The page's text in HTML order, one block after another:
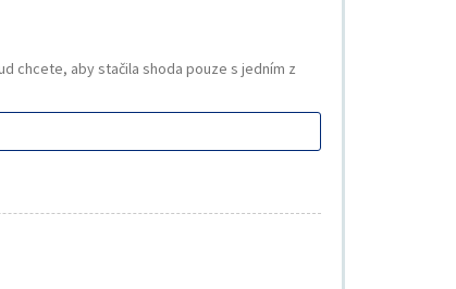
chcete, aby stačila shoda pouze s jedním z